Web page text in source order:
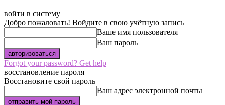
войти в систему
Добро пожаловать! Войдите в свою учётную запись
Ваше имя пользователя
Ваш пароль
Forgot your password? Get help
восстановление пароля
Восстановите свой пароль
Ваш адрес электронной почты